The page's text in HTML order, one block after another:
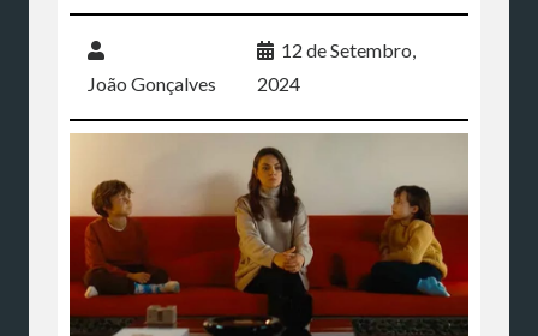
João Gonçalves
12 de Setembro,
2024